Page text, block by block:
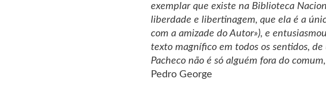
exemplar que existe na Biblioteca
liberdade e libertinagem, que ela é a
com a amizade do Autor»), e
texto magnífico em todos os sentidos,
Pacheco não é só alguém fora do
Pedro George